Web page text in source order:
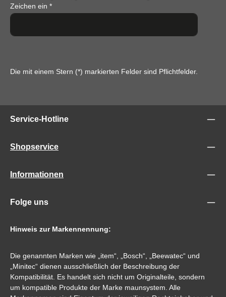
Zeichen ein *
Die mit einem Stern (*) markierten Felder sind Pflichtfelder.
Service-Hotline
Shopservice
Informationen
Folge uns
Hinweis zur Markennennung:
Die genannten Marken wie „item“, „Bosch“, „Beewatec“ und
„Minitec“ dienen ausschließlich der Beschreibung der
Kompatibilität. Es handelt sich nicht um Originalteile, sondern
um kompatible Produkte der Marke maunsystem. Alle